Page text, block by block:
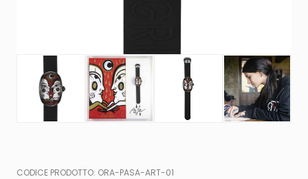
CODICE PRODOTTO: ORA-PASA-ART-01